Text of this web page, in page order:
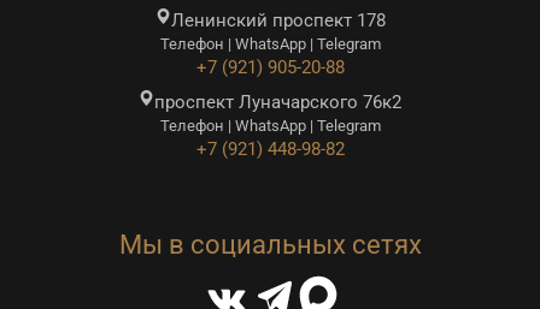
Ленинский проспект 178
Телефон | WhatsApp | Telegram
+7 (921) 905-20-88
проспект Луначарского 76к2
Телефон | WhatsApp | Telegram
+7 (921) 448-98-82
Мы в социальных сетях